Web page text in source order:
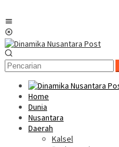
Home
Dunia
Nusantara
Daerah
Kalsel